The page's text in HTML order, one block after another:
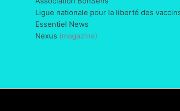
Ligue nationale pour la liberté des
Essentiel News
Nexus (magazine)